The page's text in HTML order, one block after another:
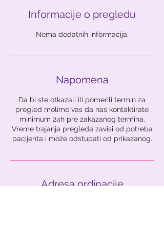
Informacije o pregledu
Nema dodatnih informacija.
Napomena
Da bi ste otkazali ili pomerili termin za
pregled molimo vas da nas kontaktirate
minimum 24h pre zakazanog termina.
Vreme trajanja pregleda zavisi od potreba
pacijenta i može odstupati od prikazanog.
Adresa ordinacije